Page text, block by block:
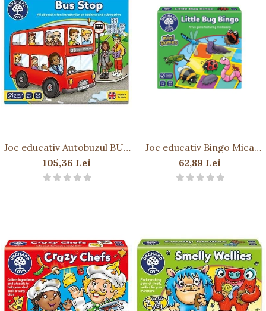
Joc educativ Autobuzul BUS
STOP
105,36 Lei
Joc educativ Bingo Mica
Insecta LITTLE BUG BINGO
62,89 Lei